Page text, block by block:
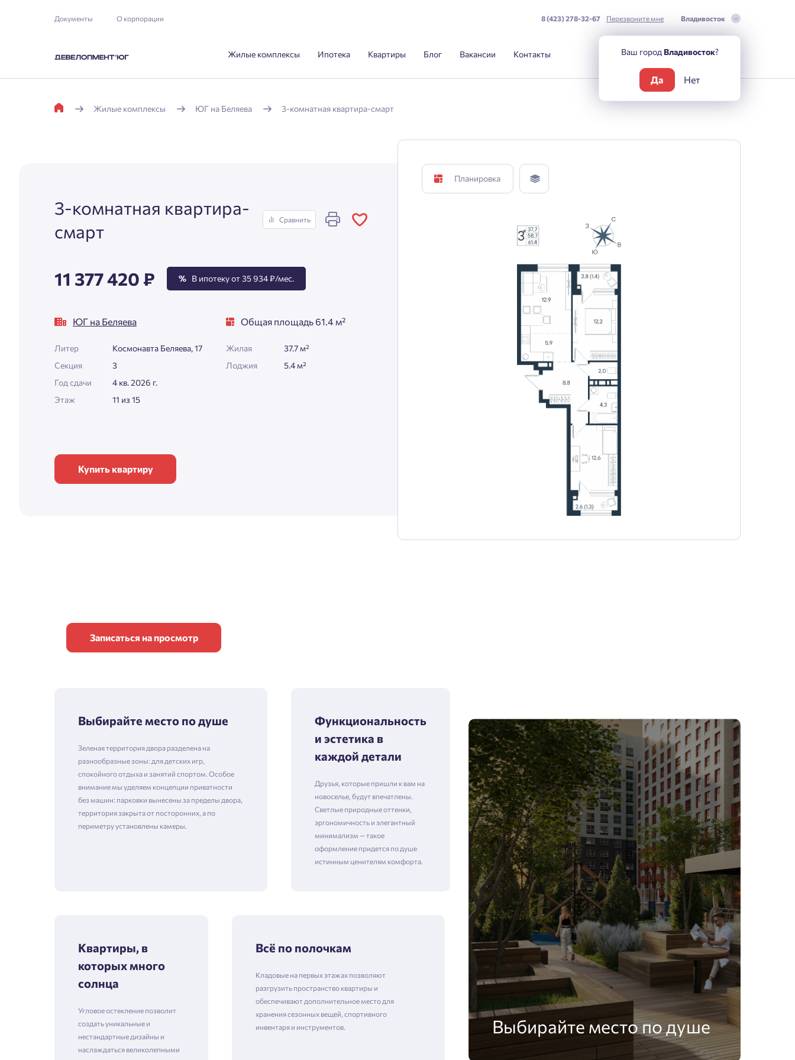
Документы О корпорации 8 (423) 278-32-67 Перезвоните мне Владивосток
Жилые комплексы Ипотека Квартиры Блог Вакансии Контакты
Жилые комплексы ЮГ на Беляева 3-комнатная квартира-смарт
3-комнатная квартира-
смарт
Сравнить
11 377 420 ₽ % В ипотеку от 35 934 ₽/мес.
ЮГ на Беляева
Литер
Космонавта Беляева, 17
Секция
3
Год сдачи
4 кв. 2026 г.
Этаж
11 из 15
Общая площадь 61.4 м²
Жилая
37.7 м²
Лоджия
5.4 м²
Купить квартиру
Планировка
Записаться на просмотр
Выбирайте место по душе
Зеленая территория двора разделена на
разнообразные зоны: для детских игр,
спокойного отдыха и занятий спортом. Особое
внимание мы уделяем концепции приватности
без машин: парковки вынесены за пределы двора,
территория закрыта от посторонних, а по
периметру установлены камеры.
Функциональность
и эстетика в
каждой детали
Друзья, которые пришли к вам на
новоселье, будут впечатлены.
Светлые природные оттенки,
эргономичность и элегантный
минимализм — такое
оформление придется по душе
истинным ценителям комфорта.
Квартиры, в
которых много
солнца
Угловое остекление позволит
создать уникальные и
нестандартные дизайны и
наслаждаться великолепными
Всё по полочкам
Кладовые на первых этажах позволяют
разгрузить пространство квартиры и
обеспечивают дополнительное место для
хранения сезонных вещей, спортивного
инвентаря и инструментов.
Выбирайте место по душе
Ваш город Владивосток?
Да Нет